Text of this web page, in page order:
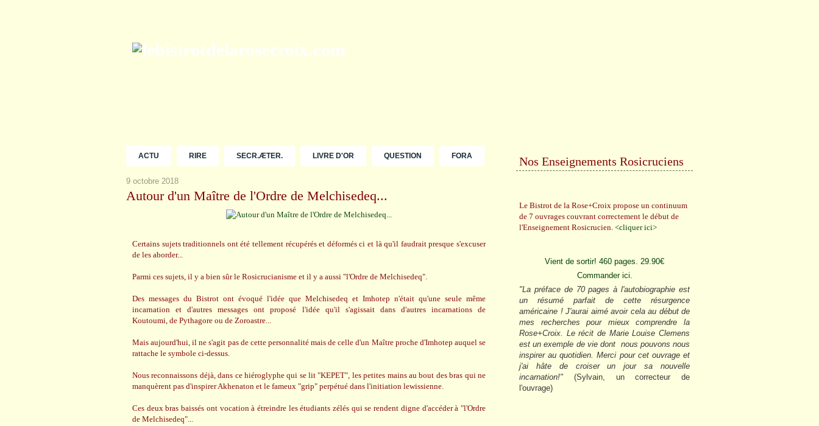
ACTU RIRE SECR.ÆTER. LIVRE D'OR QUESTION FORA
9 octobre 2018
Autour d'un Maître de l'Ordre de Melchisedeq...
Certains sujets traditionnels ont été tellement récupérés et déformés ci et là qu'il faudrait presque s'excuser
de les aborder...
Parmi ces sujets, il y a bien sûr le Rosicrucianisme et il y a aussi "l'Ordre de Melchisedeq".
Des messages du Bistrot ont évoqué l'idée que Melchisedeq et Imhotep n'était qu'une seule même
incarnation et d'autres messages ont proposé l'idée qu'il s'agissait dans d'autres incarnations de
Koutoumi, de Pythagore ou de Zoroastre...
Mais aujourd'hui, il ne s'agit pas de cette personnalité mais de celle d'un Maître proche d'Imhotep auquel se
rattache le symbole ci-dessus.
Nous reconnaissons déjà, dans ce hiéroglyphe qui se lit "KEPET", les petites mains au bout des bras qui ne
manquèrent pas d'inspirer Akhenaton et le fameux "grip" perpétué dans l'initiation lewissienne.
Ces deux bras baissés ont vocation à étreindre les étudiants zélés qui se rendent digne d'accéder à "l'Ordre
de Melchisedeq"...
Nos Enseignements Rosicruciens
Le Bistrot de la Rose+Croix propose un continuum
de 7 ouvrages couvrant correctement le début de
l'Enseignement Rosicrucien. <cliquer ici>
Vient de sortir! 460 pages. 29.90€
Commander ici.
"La préface de 70 pages à l'autobiographie est
un résumé parfait de cette résurgence
américaine ! J'aurai aimé avoir cela au début de
mes recherches pour mieux comprendre la
Rose+Croix. Le récit de Marie Louise Clemens
est un exemple de vie dont nous pouvons nous
inspirer au quotidien. Merci pour cet ouvrage et
j'ai hâte de croiser un jour sa nouvelle
incarnation!" (Sylvain, un correcteur de
l'ouvrage)